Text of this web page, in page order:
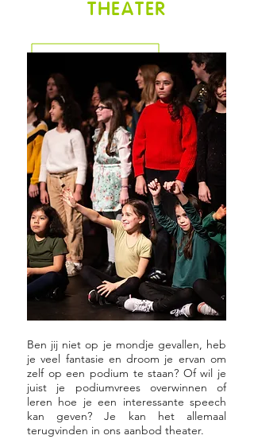
THEATER
Ben jij niet op je mondje gevallen, heb
je veel fantasie en droom je ervan om
zelf op een podium te staan? Of wil je
juist je podiumvrees overwinnen of
leren hoe je een interessante speech
kan geven? Je kan het allemaal
terugvinden in ons aanbod theater.